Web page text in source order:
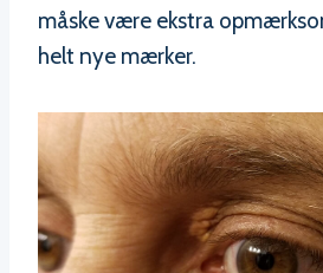
måske være ekstra
helt nye mærker.